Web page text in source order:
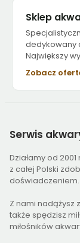
Sklep
dedykowany
Największy
Zobacz
Serwis
Działamy od
z całej Polski
doświadczeniem.
Z nami nadążysz
także spędzisz
miłośników